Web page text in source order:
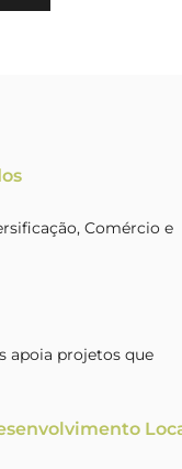
Comércio e
apoia projetos que